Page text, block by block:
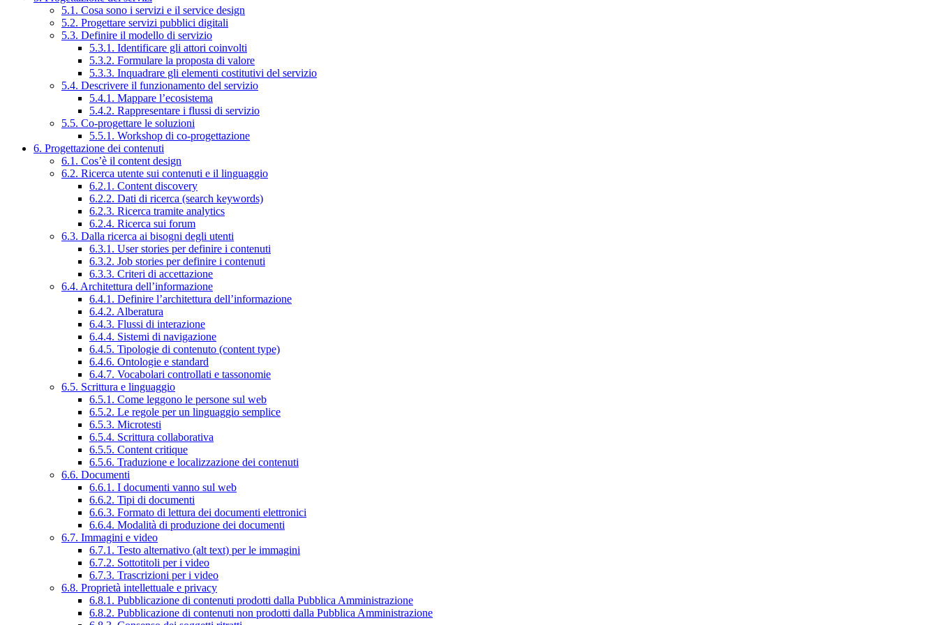
5.1. Cosa sono i servizi e il service design
5.2. Progettare servizi pubblici digitali
5.3. Definire il modello di servizio
5.3.1. Identificare gli attori coinvolti
5.3.2. Formulare la proposta di valore
5.3.3. Inquadrare gli elementi costitutivi del servizio
5.4. Descrivere il funzionamento del servizio
5.4.1. Mappare l’ecosistema
5.4.2. Rappresentare i flussi di servizio
5.5. Co-progettare le soluzioni
5.5.1. Workshop di co-progettazione
6. Progettazione dei contenuti
6.1. Cos’è il content design
6.2. Ricerca utente sui contenuti e il linguaggio
6.2.1. Content discovery
6.2.2. Dati di ricerca (search keywords)
6.2.3. Ricerca tramite analytics
6.2.4. Ricerca sui forum
6.3. Dalla ricerca ai bisogni degli utenti
6.3.1. User stories per definire i contenuti
6.3.2. Job stories per definire i contenuti
6.3.3. Criteri di accettazione
6.4. Architettura dell’informazione
6.4.1. Definire l’architettura dell’informazione
6.4.2. Alberatura
6.4.3. Flussi di interazione
6.4.4. Sistemi di navigazione
6.4.5. Tipologie di contenuto (content type)
6.4.6. Ontologie e standard
6.4.7. Vocabolari controllati e tassonomie
6.5. Scrittura e linguaggio
6.5.1. Come leggono le persone sul web
6.5.2. Le regole per un linguaggio semplice
6.5.3. Microtesti
6.5.4. Scrittura collaborativa
6.5.5. Content critique
6.5.6. Traduzione e localizzazione dei contenuti
6.6. Documenti
6.6.1. I documenti vanno sul web
6.6.2. Tipi di documenti
6.6.3. Formato di lettura dei documenti elettronici
6.6.4. Modalità di produzione dei documenti
6.7. Immagini e video
6.7.1. Testo alternativo (alt text) per le immagini
6.7.2. Sottotitoli per i video
6.7.3. Trascrizioni per i video
6.8. Proprietà intellettuale e privacy
6.8.1. Pubblicazione di contenuti prodotti dalla Pubblica Amministrazione
6.8.2. Pubblicazione di contenuti non prodotti dalla Pubblica Amministrazione